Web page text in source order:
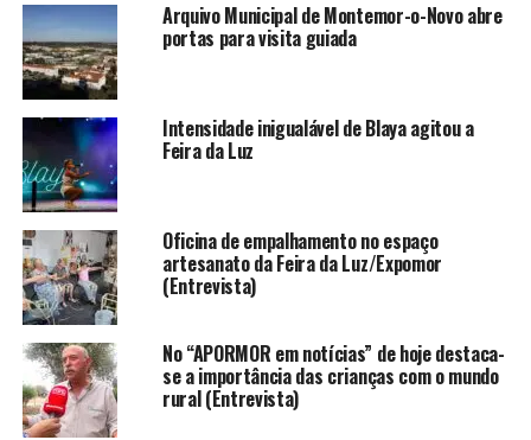
Arquivo Municipal de Montemor-o-Novo abre
portas para visita guiada
Intensidade inigualável de Blaya agitou a
Feira da Luz
Oficina de empalhamento no espaço
artesanato da Feira da Luz/Expomor
(Entrevista)
No “APORMOR em notícias” de hoje destaca-
se a importância das crianças com o mundo
rural (Entrevista)